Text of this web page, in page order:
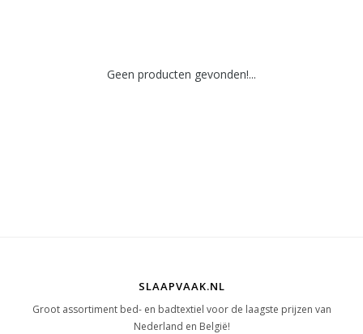
Geen producten gevonden!...
SLAAPVAAK.NL
Groot assortiment bed- en badtextiel voor de laagste prijzen van
Nederland en België!